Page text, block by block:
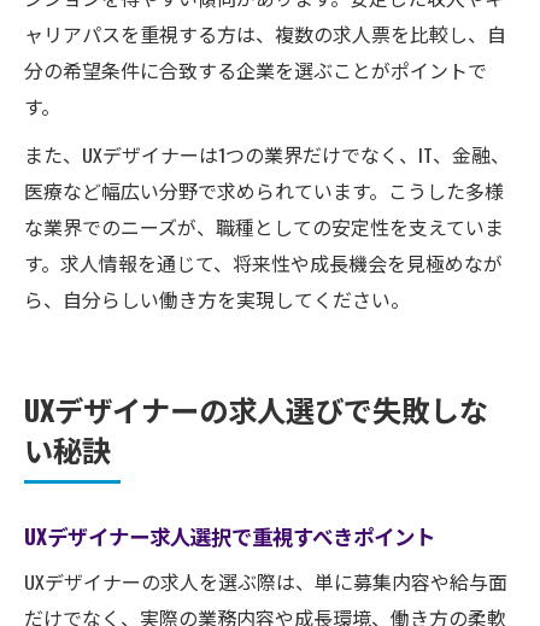
ャリアパスを重視する方は、複数の求人票を比較し、自
分の希望条件に合致する企業を選ぶことがポイントで
す。
また、UXデザイナーは1つの業界だけでなく、IT、金融、
医療など幅広い分野で求められています。こうした多様
な業界でのニーズが、職種としての安定性を支えていま
す。求人情報を通じて、将来性や成長機会を見極めなが
ら、自分らしい働き方を実現してください。
UXデザイナーの求人選びで失敗しな
い秘訣
UXデザイナー求人選択で重視すべきポイント
UXデザイナーの求人を選ぶ際は、単に募集内容や給与面
だけでなく、実際の業務内容や成長環境、働き方の柔軟